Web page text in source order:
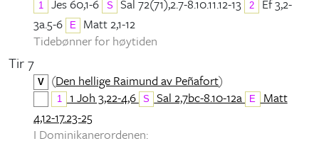
1 Jes 60,1-6 S Sal 72(71),2.7-8.10.11.12-13 2
Ef 3,2-
3a.5-6
E
Matt 2,1-12
Tidebønner for høytiden
Tir 7
V (Den hellige Raimund av Peñafort)
1 1 Joh 3,22-4,6 S Sal 2,7bc-8.10-12a E Matt
4,12-17.23-25
I Dominikanerordenen: